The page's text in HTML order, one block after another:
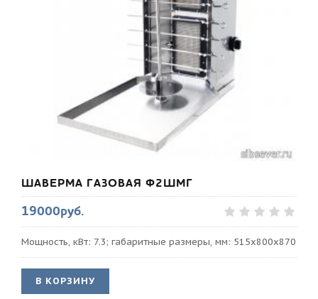
ШАВЕРМА ГАЗОВАЯ Ф2ШМГ
19000руб.
Мощность, кВт: 7.3; габаритные размеры, мм: 515х800х870
В КОРЗИНУ